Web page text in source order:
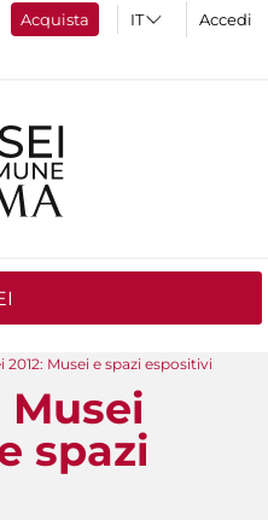
Acquista Accedi
2012: Musei e spazi espositivi
Musei
spazi